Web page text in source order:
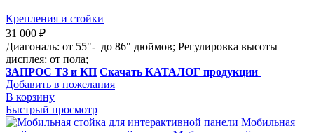
Крепления и стойки
31 000 ₽
Диагональ: от 55"- до 86" дюймов; Регулировка высоты
дисплея: от пола;
ЗАПРОС ТЗ и КП Скачать КАТАЛОГ продукции
Добавить в пожелания
В корзину
Быстрый просмотр